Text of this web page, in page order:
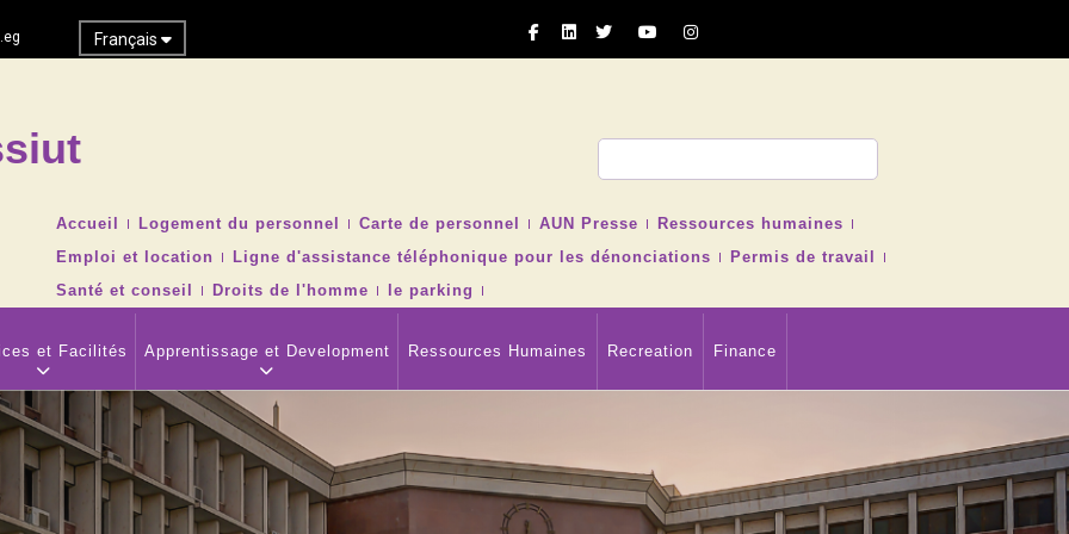
Français
TOP
NAVIGATION
MENU
Accueil Logement du personnel Carte de personnel AUN Presse
Ressources humaines
Emploi et location
Ligne d'assistance téléphonique pour les dénonciations
Permis de travail
Santé et conseil
Droits de l'homme le parking
et Facilités Apprentissage et Development Ressources Humaines Recreation Finance